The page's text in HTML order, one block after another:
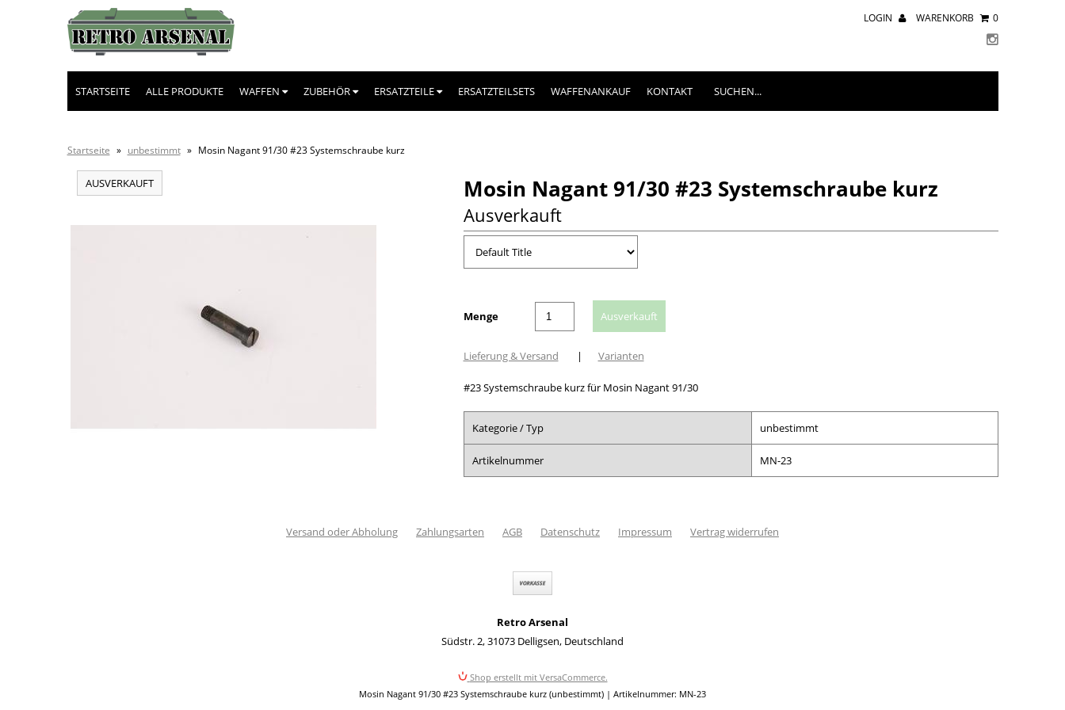
LOGIN WARENKORB 0
STARTSEITE ALLE PRODUKTE WAFFEN ZUBEHÖR ERSATZTEILE ERSATZTEILSETS WAFFENANKAUF KONTAKT
Startseite » unbestimmt » Mosin Nagant 91/30 #23 Systemschraube kurz
AUSVERKAUFT Mosin Nagant 91/30 #23 Systemschraube kurz
Ausverkauft
Menge
Lieferung & Versand | Varianten
#23 Systemschraube kurz für Mosin Nagant 91/30
Kategorie / Typ unbestimmt
Artikelnummer MN-23
Versand oder Abholung Zahlungsarten AGB Datenschutz Impressum Vertrag widerrufen
Retro Arsenal
Südstr. 2,31073 Delligsen, Deutschland
Shop erstellt mit VersaCommerce.
Mosin Nagant 91/30 #23 Systemschraube kurz (unbestimmt) | Artikelnummer: MN-23